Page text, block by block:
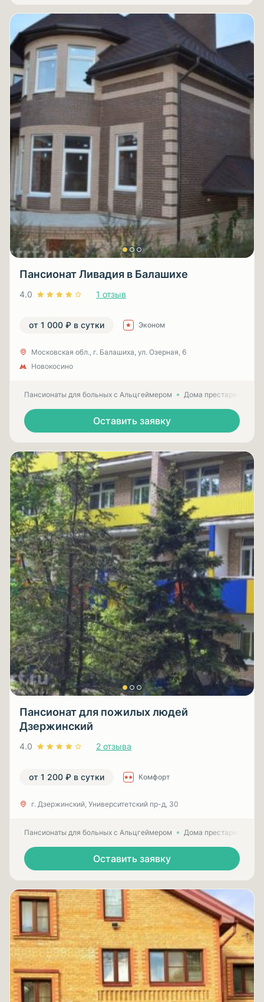
Пансионат Ливадия в Балашихе
4.0 1 отзыв
от 1 000 ₽ в сутки Эконом
Московская обл., г. Балашиха, ул. Озерная, 6
Новокосино
Пансионаты для больных с Альцгеймером Дома престарелых
Оставить заявку
Пансионат для пожилых людей
Дзержинский
4.0 2 отзыва
от 1 200 ₽ в сутки Комфорт
г. Дзержинский, Университетский пр-д, 30
Пансионаты для больных с Альцгеймером Дома престарелых
Оставить заявку